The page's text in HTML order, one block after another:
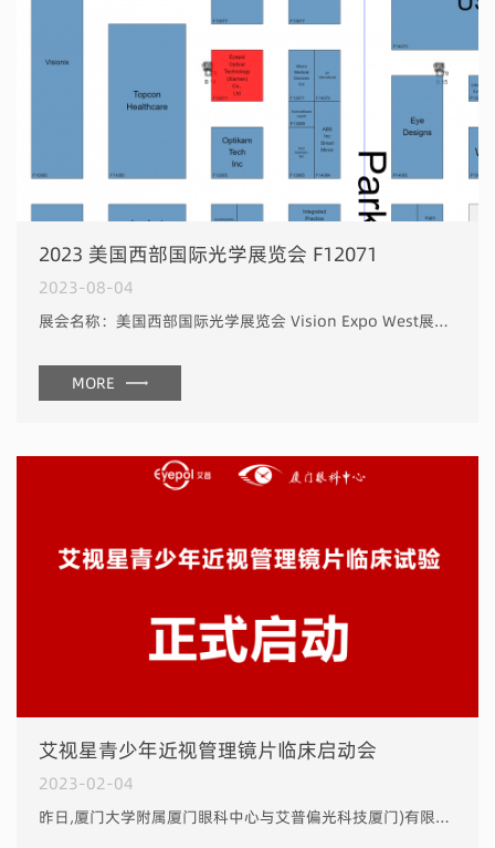
2023 美国西部国际光学展览会 F12071
2023-08-04
展会名称：美国西部国际光学展览会 Vision Expo West展会日期：2023年9月28-30日展会地点：美国内华达州拉斯维加斯威尼斯人会展中心展位号：F12071
MORE
艾视星青少年近视管理镜片临床启动会
2023-02-04
昨日,厦门大学附属厦门眼科中心与艾普偏光科技厦门)有限公司成功召开“艾视星青少年近视管理镜片临床试验启动会”。厦门大学附属厦门眼科中心业务潘美华副院长、厦门眼科中心医学验光部谢仁艺主任、艾普偏光科技(厦...